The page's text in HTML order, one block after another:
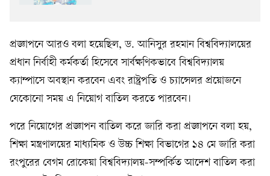
প্রজ্ঞাপনে আরও বলা হয়েছিল, ড. আনিসুর রহমান বিশ্ববিদ্যালয়ের
প্রধান নির্বাহী কর্মকর্তা হিসেবে সার্বক্ষণিকভাবে বিশ্ববিদ্যালয়
ক্যাম্পাসে অবস্থান করবেন এবং রাষ্ট্রপতি ও চ্যান্সেলর প্রয়োজনে
যেকোনো সময় এ নিয়োগ বাতিল করতে পারবেন।
পরে নিয়োগের প্রজ্ঞাপন বাতিল করে জারি করা প্রজ্ঞাপনে বলা হয়,
শিক্ষা মন্ত্রণালয়ের মাধ্যমিক ও উচ্চ শিক্ষা বিভাগের ১৪ মে জারি করা
রংপুরের বেগম রোকেয়া বিশ্ববিদ্যালয়-সম্পর্কিত আদেশ বাতিল করা